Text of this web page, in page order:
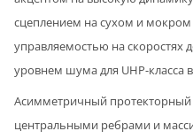
сцеплением на сухом и
управляемостью на
уровнем шума для UHP-класса
Асимметричный протекторный
центральными ребрами и